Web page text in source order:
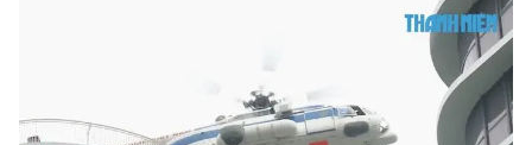
Video Magazine